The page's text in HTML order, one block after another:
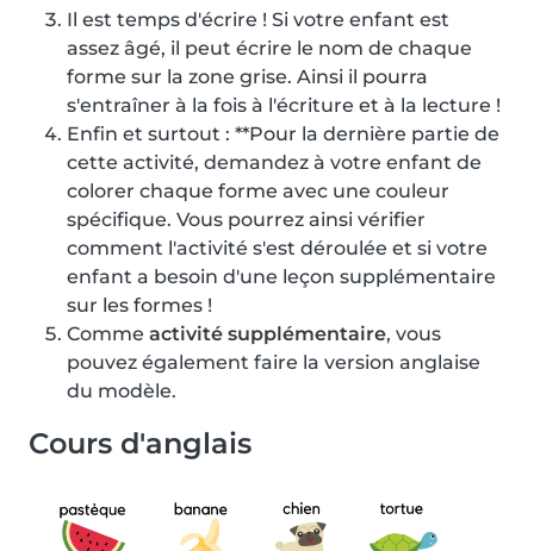
Il est temps d'écrire ! Si votre enfant est
assez âgé, il peut écrire le nom de chaque
forme sur la zone grise. Ainsi il pourra
s'entraîner à la fois à l'écriture et à la lecture !
Enfin et surtout : **Pour la dernière partie de
cette activité, demandez à votre enfant de
colorer chaque forme avec une couleur
spécifique. Vous pourrez ainsi vérifier
comment l'activité s'est déroulée et si votre
enfant a besoin d'une leçon supplémentaire
sur les formes !
Comme activité supplémentaire, vous
pouvez également faire la version anglaise
du modèle.
Cours d'anglais